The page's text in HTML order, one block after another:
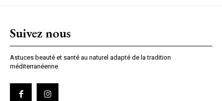
Suivez nous
Astuces beauté et santé au naturel adapté de la tradition
méditerranéenne